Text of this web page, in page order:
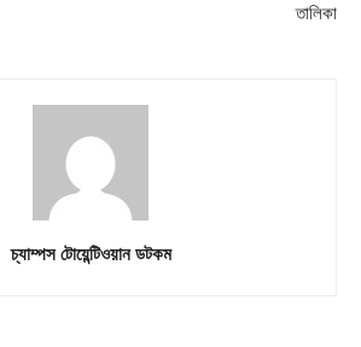
তালিকা
চ্যাম্পস টোয়েন্টিওয়ান ডটকম